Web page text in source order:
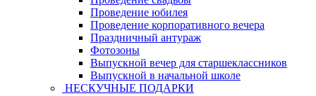
Проведение юбилея
Проведение корпоративного вечера
Праздничный антураж
Фотозоны
Выпускной вечер для старшеклассников
Выпускной в начальной школе
НЕСКУЧНЫЕ ПОДАРКИ